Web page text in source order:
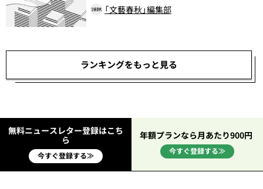
「文藝春秋」編集部
ランキングをもっと見る
無料ニュースレター登録はこち
ら
今すぐ登録する≫
年額プランなら月あたり900円
今すぐ登録する≫